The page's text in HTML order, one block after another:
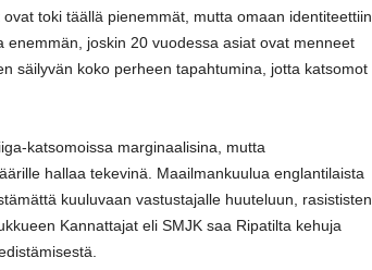
toki täällä pienemmät, mutta omaan identiteettiin
joskin 20 vuodessa asiat ovat menneet
säilyvän koko perheen tapahtumina, jotta katsomot
katsomoissa marginaalisina, mutta
hallaa tekevinä. Maailmankuulua englantilaista
kuuluvaan vastustajalle huuteluun, rasististen
Kannattajat eli SMJK saa Ripatilta kehuja